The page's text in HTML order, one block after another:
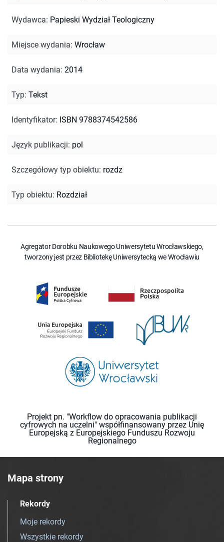
Wydawca: Papieski Wydział Teologiczny
Miejsce wydania: Wrocław
Data wydania: 2014
Typ: Tekst
Identyfikator: ISBN 9788374542586
Język publikacji: pol
Szczegółowy typ obiektu: rozdz
Typ obiektu: Rozdział
Agregator Dorobku Naukowego Uniwersytetu Wrocławskiego,
tworzony jest przez Bibliotekę Uniwersytecką we Wrocławiu
Projekt pn. "Workflow do opracowania publikacji
cyfrowych na uczelni" współfinansowany przez Unię
Europejską z Europejskiego Funduszu Rozwoju
Regionalnego
Mapa strony
Rekordy
Moje rekordy
Wszystkie rekordy